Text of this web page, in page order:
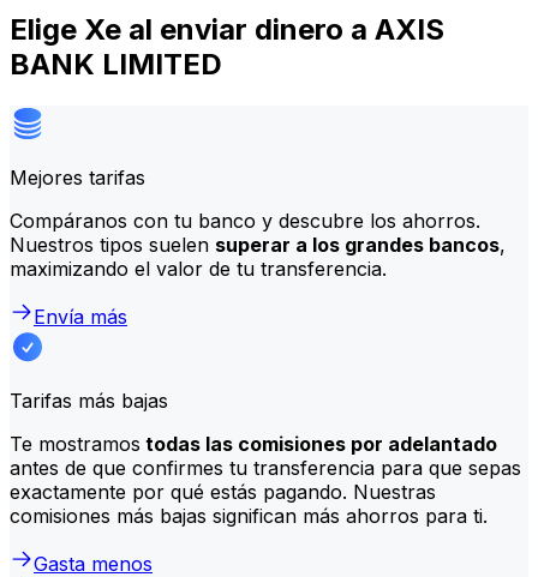
Elige Xe al enviar dinero a AXIS
BANK LIMITED
Mejores tarifas
Compáranos con tu banco y descubre los ahorros.
Nuestros tipos suelen superar a los grandes bancos,
maximizando el valor de tu transferencia.
Envía más
Tarifas más bajas
Te mostramos todas las comisiones por adelantado
antes de que confirmes tu transferencia para que sepas
exactamente por qué estás pagando. Nuestras
comisiones más bajas significan más ahorros para ti.
Gasta menos